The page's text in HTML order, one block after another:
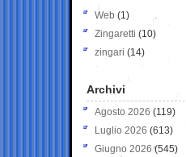
Web (1)
Zingaretti (10)
zingari (14)
Archivi
Agosto 2026 (119)
Luglio 2026 (613)
Giugno 2026 (545)